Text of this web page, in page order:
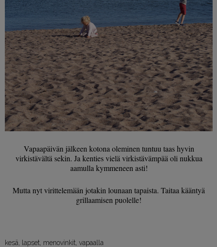
Vapaapäivän jälkeen kotona oleminen tuntuu taas hyvin
virkistävältä sekin. Ja kenties vielä virkistävämpää oli nukkua
aamulla kymmeneen asti!
Mutta nyt virittelemään jotakin lounaan tapaista. Taitaa kääntyä
grillaamisen puolelle!
kesä lapset menovinkit vapaalla